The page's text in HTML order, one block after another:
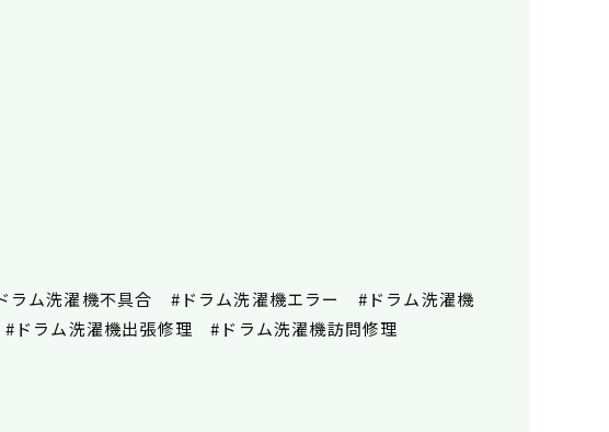
ム洗濯機不具合 #ドラム洗濯機エラー #ドラム洗濯機
ラム洗濯機出張修理 #ドラム洗濯機訪問修理